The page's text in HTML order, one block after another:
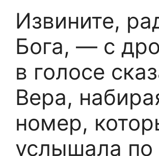
Извините,
Бога, — с
в голосе
Вера,
номер,
услышала по